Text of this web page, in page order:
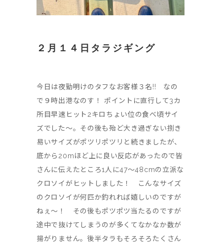
２月１４日タラジギング
今日は夜勤明けのタフなお客様３名!! なの
で９時出港なのす！ ポイントに直行して3カ
所目早速ヒット2キロちょい位の食べ頃サイ
ズでした～。その後も殆ど大き過ぎない捌き
易いサイズがポツリポツリと続きましたが、
底から20mほど上に良い反応があったので皆
さんに伝えたところ1人に47〜48cmの立派な
クロソイがヒットしました！ こんなサイズ
のクロソイが何匹か釣れれば嬉しいのですが
ねぇ〜！ その後もポツポツ当たるのですが
途中で抜けてしまうのが多くてなかなか数が
揚がりません。後半タラもそろそろたくさん